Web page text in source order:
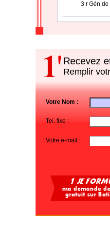
3 r Gén
Recevez
Remplir
Votre Nom :
Tel. fixe :
Votre e-mail :